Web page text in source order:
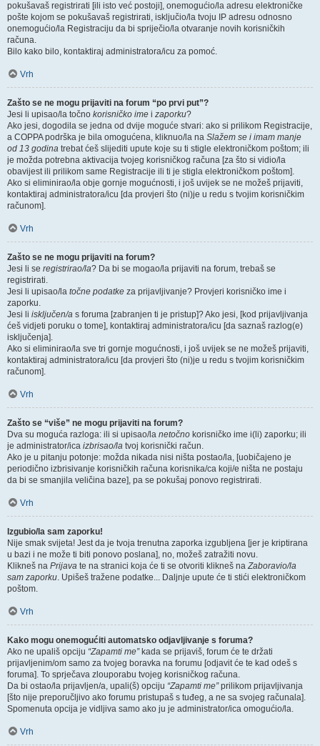
pokušavaš registrirati [ili isto već postoji], onemogućio/la adresu elektroničke
pošte kojom se pokušavaš registrirati, isključio/la tvoju IP adresu odnosno
onemogućio/la Registraciju da bi spriječio/la otvaranje novih korisničkih
računa.
Bilo kako bilo, kontaktiraj administratora/icu za pomoć.
Vrh
Zašto se ne mogu prijaviti na forum “po prvi put”?
Jesi li upisao/la točno korisničko ime i zaporku?
Ako jesi, dogodila se jedna od dvije moguće stvari: ako si prilikom Registracije,
a COPPA podrška je bila omogućena, kliknuo/la na Slažem se i imam manje
od 13 godina trebat ćeš slijediti upute koje su ti stigle elektroničkom poštom; ili
je možda potrebna aktivacija tvojeg korisničkog računa [za što si vidio/la
obavijest ili prilikom same Registracije ili ti je stigla elektroničkom poštom].
Ako si eliminirao/la obje gornje mogućnosti, i još uvijek se ne možeš prijaviti,
kontaktiraj administratora/icu [da provjeri što (ni)je u redu s tvojim korisničkim
računom].
Vrh
Zašto se ne mogu prijaviti na forum?
Jesi li se registrirao/la? Da bi se mogao/la prijaviti na forum, trebaš se
registrirati.
Jesi li upisao/la točne podatke za prijavljivanje? Provjeri korisničko ime i
zaporku.
Jesi li isključen/a s foruma [zabranjen ti je pristup]? Ako jesi, [kod prijavljivanja
ćeš vidjeti poruku o tome], kontaktiraj administratora/icu [da saznaš razlog(e)
isključenja].
Ako si eliminirao/la sve tri gornje mogućnosti, i još uvijek se ne možeš prijaviti,
kontaktiraj administratora/icu [da provjeri što (ni)je u redu s tvojim korisničkim
računom].
Vrh
Zašto se “više” ne mogu prijaviti na forum?
Dva su moguća razloga: ili si upisao/la netočno korisničko ime i(li) zaporku; ili
je administrator/ica izbrisao/la tvoj korisnički račun.
Ako je u pitanju potonje: možda nikada nisi ništa postao/la, [uobičajeno je
periodično izbrisivanje korisničkih računa korisnika/ca koji/e ništa ne postaju
da bi se smanjila veličina baze], pa se pokušaj ponovo registrirati.
Vrh
Izgubio/la sam zaporku!
Nije smak svijeta! Jest da je tvoja trenutna zaporka izgubljena [jer je kriptirana
u bazi i ne može ti biti ponovo poslana], no, možeš zatražiti novu.
Klikneš na Prijava te na stranici koja će ti se otvoriti klikneš naZaboravio/la
sam zaporku. Upišeš tražene podatke... Daljnje upute će ti stići elektroničkom
poštom.
Vrh
Kako mogu onemogućiti automatsko odjavljivanje s foruma?
Ako ne upališ opciju “Zapamti me”kada se prijaviš, forum će te držati
prijavljenim/om samo za tvojeg boravka na forumu [odjavit će te kad odeš s
foruma]. To sprječava zlouporabu tvojeg korisničkog računa.
Da bi ostao/la prijavljen/a, upali(š) opciju “Zapamti me”prilikom prijavljivanja
[što nije preporučljivo ako forumu pristupaš s tuđeg, a ne sa svojeg računala].
Spomenuta opcija je vidljiva samo ako ju je administrator/ica omogućio/la.
Vrh